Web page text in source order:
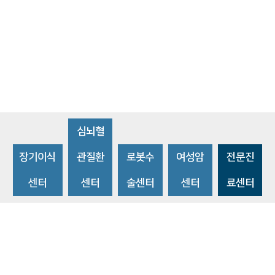
장기이식
센터
심뇌혈
관질환
센터
로봇수
술센터
여성암
센터
전문진
료센터